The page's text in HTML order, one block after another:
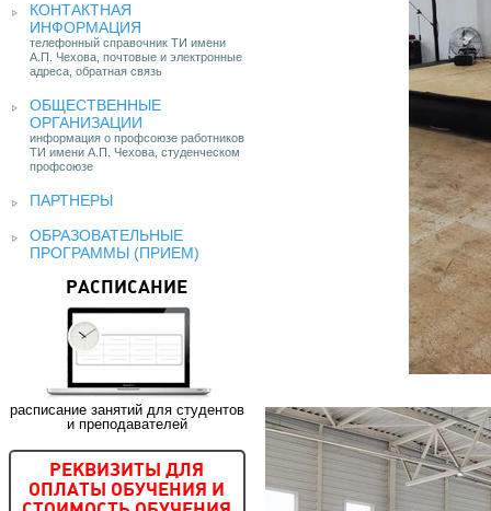
КОНТАКТНАЯ
ИНФОРМАЦИЯ
телефонный справочник ТИ имени
А.П. Чехова, почтовые и электронные
адреса, обратная связь
ОБЩЕСТВЕННЫЕ
ОРГАНИЗАЦИИ
информация о профсоюзе работников
ТИ имени А.П. Чехова, студенческом
профсоюзе
ПАРТНЕРЫ
ОБРАЗОВАТЕЛЬНЫЕ
ПРОГРАММЫ (ПРИЕМ)
РАСПИСАНИЕ
расписание занятий для студентов
и преподавателей
РЕКВИЗИТЫ ДЛЯ
ОПЛАТЫ ОБУЧЕНИЯ И